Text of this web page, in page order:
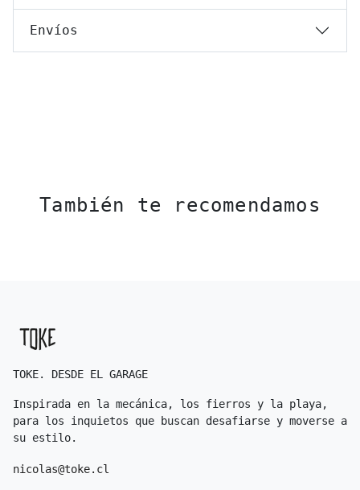
Envíos
También te recomendamos
TOKE. DESDE EL GARAGE
Inspirada en la mecánica, los fierros y la playa,
para los inquietos que buscan desafiarse y moverse a
su estilo.
nicolas@toke.cl